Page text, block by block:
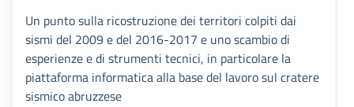
Un punto sulla ricostruzione dei territori colpiti dai
sismi del 2009 e del 2016-2017 e uno scambio di
esperienze e di strumenti tecnici, in particolare la
piattaforma informatica alla base del lavoro sul cratere
sismico abruzzese